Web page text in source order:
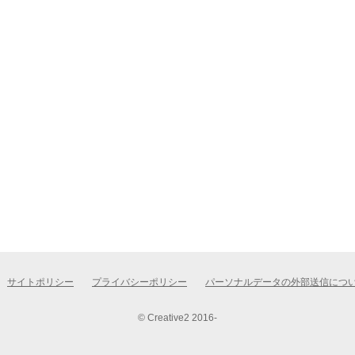
サイトポリシー プライバシーポリシー パーソナルデータの外部送信につ
© Creative2 2016-